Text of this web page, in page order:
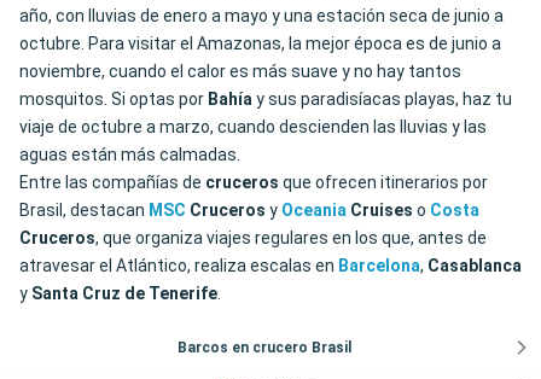
año, con lluvias de enero a mayo y una estación seca de junio a
octubre. Para visitar el Amazonas, la mejor época es de junio a
noviembre, cuando el calor es más suave y no hay tantos
mosquitos. Si optas por Bahíay sus paradisíacas playas, haz tu
viaje de octubre a marzo, cuando descienden las lluvias y las
aguas están más calmadas.
Entre las compañías de cruceros que ofrecen itinerarios por
Brasil, destacan MSC Cruceros y Oceania Cruises o Costa
Cruceros, que organiza viajes regulares en los que, antes de
atravesar el Atlántico, realiza escalas en Barcelona, Casablanca
y Santa Cruz de Tenerife.
Barcos en crucero Brasil